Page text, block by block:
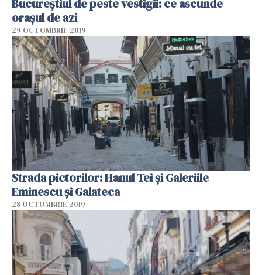
Bucureștiul de peste vestigii: ce ascunde
orașul de azi
29 OCTOMBRIE 2019
Strada pictorilor: Hanul Tei și Galeriile
Eminescu și Galateca
28 OCTOMBRIE 2019